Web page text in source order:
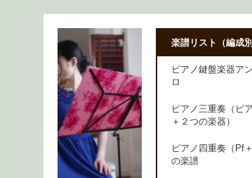
楽譜リスト（編成別
ピアノ鍵盤楽器ア
ロ
ピアノ三重奏（ピ
＋２つの楽器）
ピアノ四重奏（Pf
の楽譜